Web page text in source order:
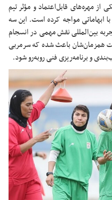
مهره‌های قابل‌اعتماد و مؤثر تیم
ابهاماتی مواجه کرده است. این سه
بین‌المللی نقش مهمی در انسجام
همزمان‌شان باعث شده که سرمربی
و برنامه‌ریزی فنی روبه‌رو شود.